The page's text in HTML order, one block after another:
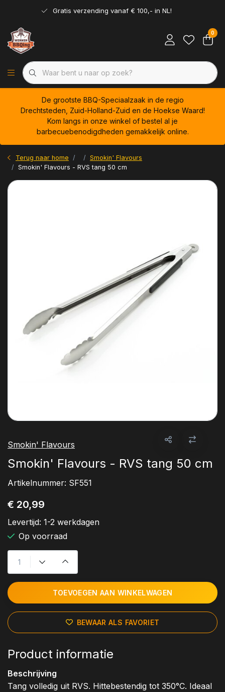
Gratis verzending vanaf € 100,- in NL!
0
De grootste BBQ-Speciaalzaak in de regio
Drechtsteden, Zuid-Holland-Zuid en de Hoekse Waard!
Kom langs in onze winkel of bestel al je
barbecuebenodigdheden gemakkelijk online.
Terug naar home
Smokin' Flavours
Smokin' Flavours - RVS tang 50 cm
Smokin' Flavours
Smokin' Flavours - RVS tang 50 cm
Artikelnummer: SF551
€ 20,99
Levertijd: 1-2 werkdagen
Op voorraad
TOEVOEGEN AAN WINKELWAGEN
BEWAAR ALS FAVORIET
Product informatie
Beschrijving
Tang volledig uit RVS. Hittebestendig tot 350°C. Ideaal